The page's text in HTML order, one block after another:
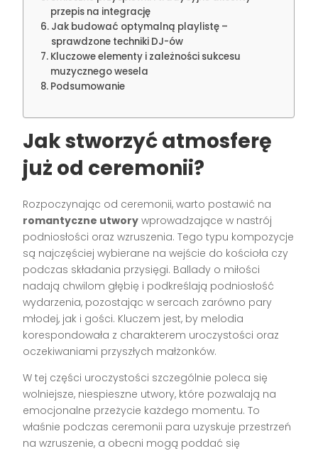
przepis na integrację
Jak budować optymalną playlistę –
sprawdzone techniki DJ-ów
Kluczowe elementy i zależności sukcesu
muzycznego wesela
Podsumowanie
Jak stworzyć atmosferę
już od ceremonii?
Rozpoczynając od ceremonii, warto postawić na
romantyczne utwory wprowadzające w nastrój
podniosłości oraz wzruszenia. Tego typu kompozycje
są najczęściej wybierane na wejście do kościoła czy
podczas składania przysięgi. Ballady o miłości
nadają chwilom głębię i podkreślają podniosłość
wydarzenia, pozostając w sercach zarówno pary
młodej, jak i gości. Kluczem jest, by melodia
korespondowała z charakterem uroczystości oraz
oczekiwaniami przyszłych małżonków.
W tej części uroczystości szczególnie poleca się
wolniejsze, niespieszne utwory, które pozwalają na
emocjonalne przeżycie każdego momentu. To
właśnie podczas ceremonii para uzyskuje przestrzeń
na wzruszenie, a obecni mogą poddać się